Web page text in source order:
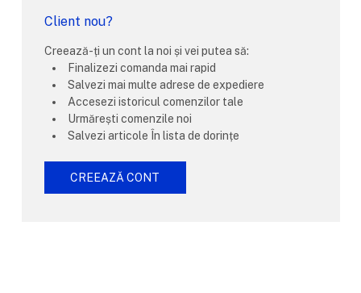
Client nou?
Creează-ți un cont la noi și vei putea să:
Finalizezi comanda mai rapid
Salvezi mai multe adrese de expediere
Accesezi istoricul comenzilor tale
Urmărești comenzile noi
Salvezi articole În lista de dorințe
CREEAZĂ CONT